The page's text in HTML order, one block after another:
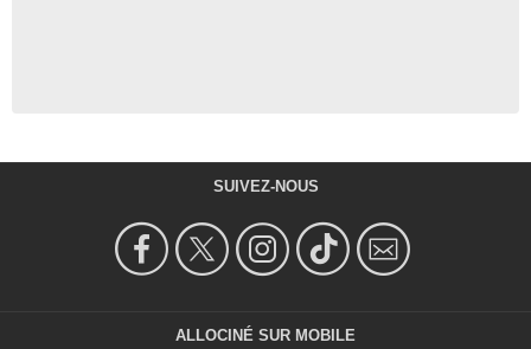
SUIVEZ-NOUS
ALLOCINÉ SUR MOBILE